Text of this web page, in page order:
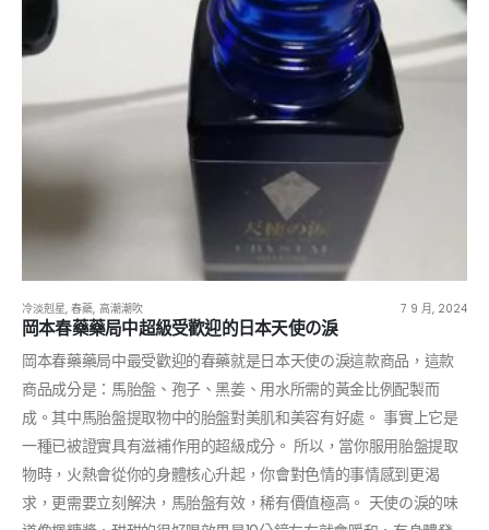
冷淡剋星,春藥, 高潮潮吹 7 9 月, 2024
岡本春藥藥局中超級受歡迎的日本天使の淚
岡本春藥藥局中最受歡迎的春藥就是日本天使の淚這款商品，這款
商品成分是：馬胎盤、孢子、黑姜、用水所需的黃金比例配製而
成。其中馬胎盤提取物中的胎盤對美肌和美容有好處。 事實上它是
一種已被證實具有滋補作用的超級成分。 所以，當你服用胎盤提取
物時，火熱會從你的身體核心升起，你會對色情的事情感到更渴
求，更需要立刻解決，馬胎盤有效，稀有價值極高。 天使の淚的味